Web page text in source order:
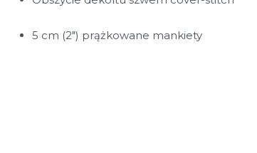
5 cm (2″) prążkowane mankiety